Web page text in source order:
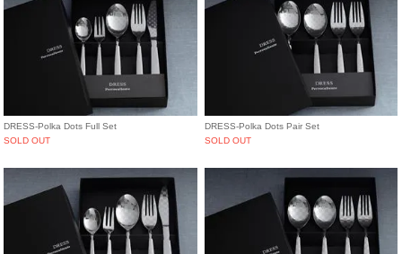
DRESS-Polka Dots Full Set
SOLD OUT
DRESS-Polka Dots Pair Set
SOLD OUT